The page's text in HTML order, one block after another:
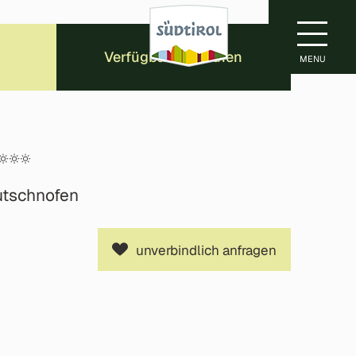
MENU
Verfügbarkeit prüfen
unverbindlich anfragen